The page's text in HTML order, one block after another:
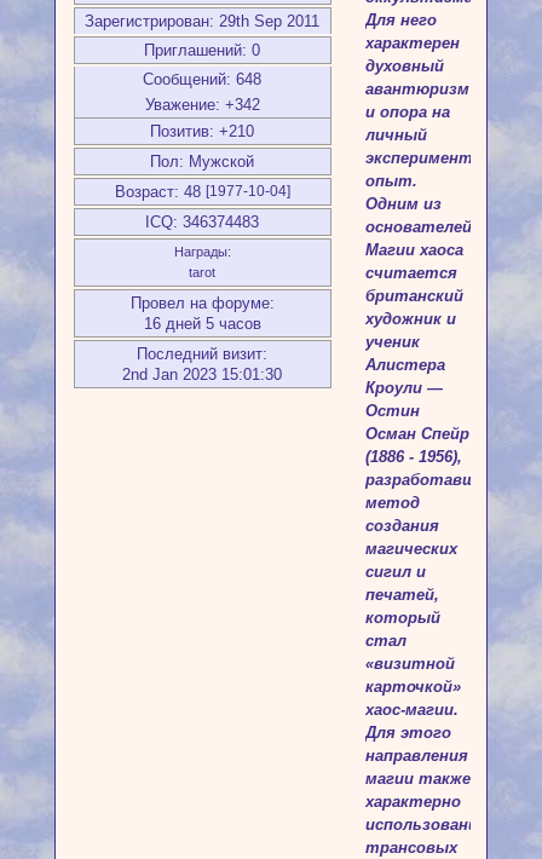
Зарегистрирован: 29th Sep 2011
Приглашений: 0
Сообщений: 648
Уважение: +342
Позитив: +210
Пол: Мужской
Возраст: 48 [1977-10-04]
ICQ: 346374483
Награды:
tarot
Провел на форуме:
16 дней 5 часов
Последний визит:
2nd Jan 2023 15:01:30
Для него
характерен
духовный
авантюризм
и опора на
личный
экспериментальный
опыт.
Одним из
основателей
Магии хаоса
считается
британский
художник и
ученик
Алистера
Кроули —
Остин
Осман Спейр
(1886 - 1956),
разработавший
метод
создания
магических
сигил и
печатей,
который
стал
«визитной
карточкой»
хаос-магии.
Для этого
направления
магии также
характерно
использование
трансовых